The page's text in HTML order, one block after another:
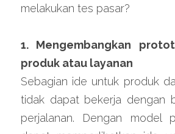
melakukan tes pasar?
1. Mengembangkan
produk atau layanan
Sebagian ide untuk produk
tidak dapat bekerja dengan
perjalanan. Dengan model